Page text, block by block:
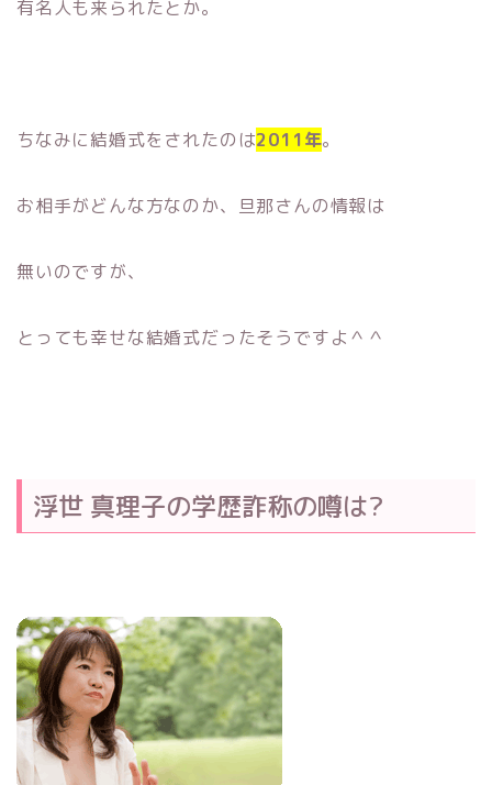
有名人も来られたとか。
ちなみに結婚式をされたのは2011年。
お相手がどんな方なのか、旦那さんの情報は
無いのですが、
とっても幸せな結婚式だったそうですよ＾＾
浮世 真理子の学歴詐称の噂は?